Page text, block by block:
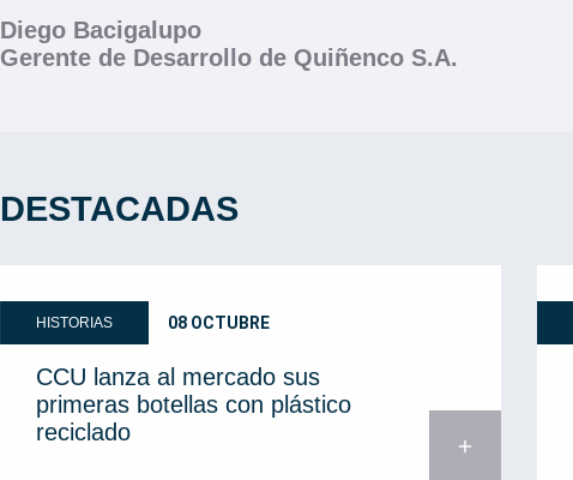
Diego Bacigalupo
Gerente de Desarrollo de Quiñenco S.A.
DESTACADAS
HISTORIAS 08 OCTUBRE
CCU lanza al mercado sus
primeras botellas con plástico
reciclado
add